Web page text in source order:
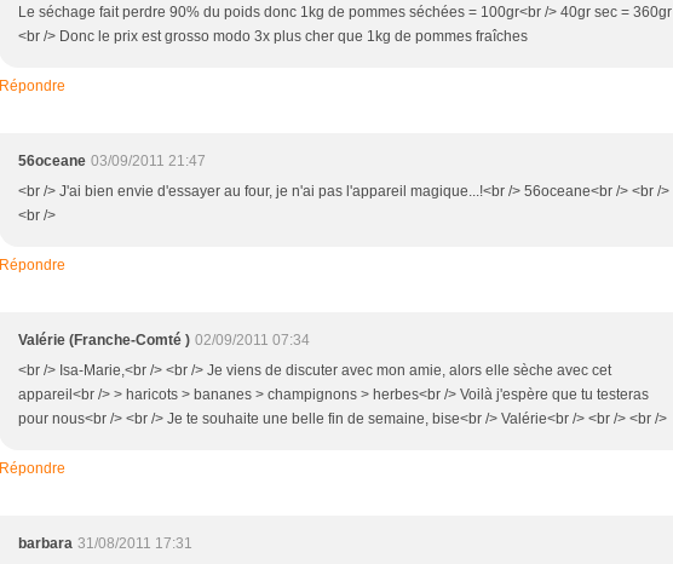
Le séchage fait perdre 90% du poids donc 1kg de pommes séchées = 100gr<br /> 40gr sec = 360gr
<br /> Donc le prix est grosso modo 3x plus cher que 1kg de pommes fraîches
Répondre
56oceane 03/09/2011 21:47
<br /> J'ai bien envie d'essayer au four, je n'ai pas l'appareil magique...!<br /> 56oceane<br /> <br />
<br />
Répondre
Valérie (Franche-Comté ) 02/09/2011 07:34
<br /> Isa-Marie,<br /> <br /> Je viens de discuter avec mon amie, alors elle sèche avec cet
appareil<br /> > haricots > bananes > champignons > herbes<br /> Voilà j'espère que tu testeras
pour nous<br /> <br /> Je te souhaite une belle fin de semaine, bise<br /> Valérie<br /> <br /> <br />
Répondre
barbara 31/08/2011 17:31